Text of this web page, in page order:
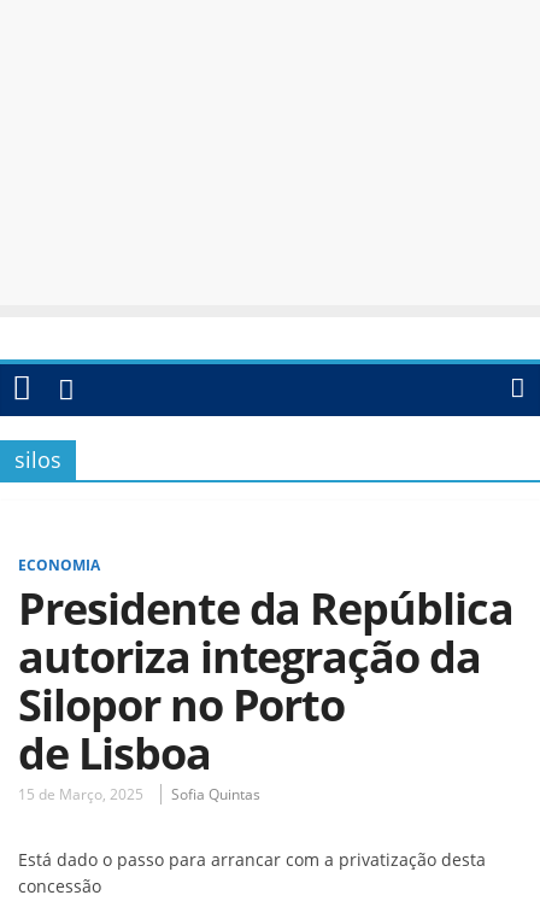
silos
ECONOMIA
Presidente da República
autoriza integração da
Silopor no Porto
de Lisboa
15 de Março, 2025 Sofia Quintas
Está dado o passo para arrancar com a privatização desta
concessão